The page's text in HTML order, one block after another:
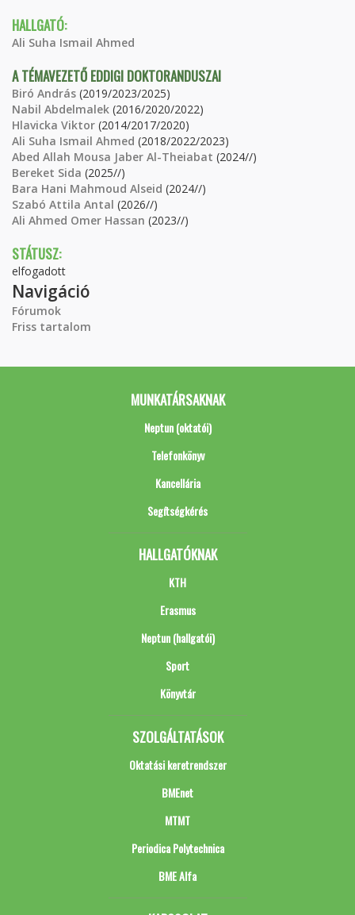
HALLGATÓ:
Ali Suha Ismail Ahmed
A TÉMAVEZETŐ EDDIGI DOKTORANDUSZAI
Biró András (2019/2023/2025)
Nabil Abdelmalek (2016/2020/2022)
Hlavicka Viktor (2014/2017/2020)
Ali Suha Ismail Ahmed (2018/2022/2023)
Abed Allah Mousa Jaber Al-Theiabat (2024//)
Bereket Sida (2025//)
Bara Hani Mahmoud Alseid (2024//)
Szabó Attila Antal (2026//)
Ali Ahmed Omer Hassan (2023//)
STÁTUSZ:
elfogadott
Navigáció
Fórumok
Friss tartalom
MUNKATÁRSAKNAK
Neptun (oktatói)
Telefonkönyv
Kancellária
Segítségkérés
HALLGATÓKNAK
KTH
Erasmus
Neptun (hallgatói)
Sport
Könyvtár
SZOLGÁLTATÁSOK
Oktatási keretrendszer
BMEnet
MTMT
Periodica Polytechnica
BME Alfa